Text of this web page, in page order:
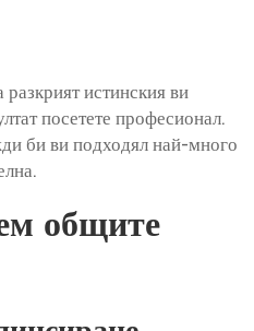
истинския ви
посетете професионал.
би ви подходял най-много
общите